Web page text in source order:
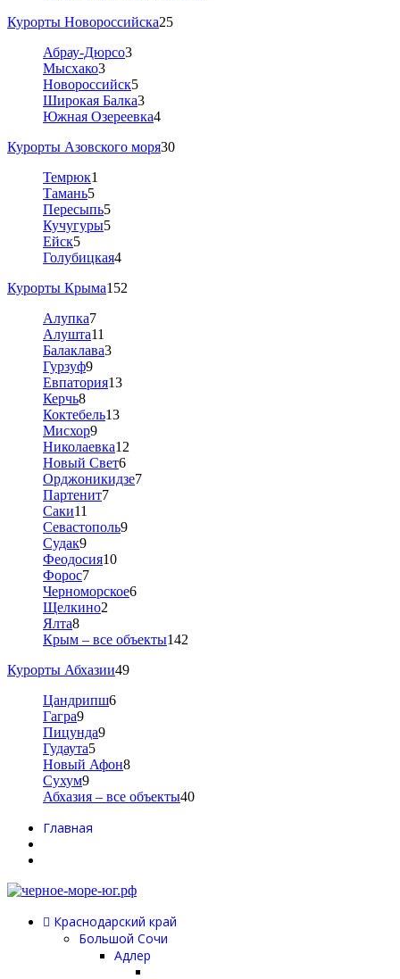
Курорты Новороссийска25
Абрау-Дюрсо3
Мысхако3
Новороссийск5
Широкая Балка3
Южная Озереевка4
Курорты Азовского моря30
Темрюк1
Тамань5
Пересыпь5
Кучугуры5
Ейск5
Голубицкая4
Курорты Крыма152
Алупка7
Алушта11
Балаклава3
Гурзуф9
Евпатория13
Керчь8
Коктебель13
Мисхор9
Николаевка12
Новый Свет6
Орджоникидзе7
Партенит7
Саки11
Севастополь9
Судак9
Феодосия10
Форос7
Черноморское6
Щелкино2
Ялта8
Крым – все объекты142
Курорты Абхазии49
Цандрипш6
Гагра9
Пицунда9
Гудаута5
Новый Афон8
Сухум9
Абхазия – все объекты40
Главная
Краснодарский край
Большой Сочи
Адлер